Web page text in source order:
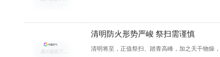
清明防火形势严峻 祭扫需谨慎
清明将至，正值祭扫、踏青高峰，加之天干物燥